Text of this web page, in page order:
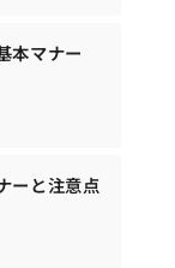
本マナー
ーと注意点